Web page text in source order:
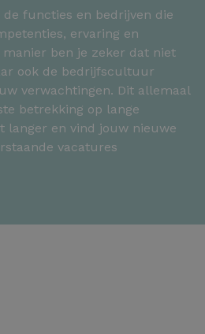
functies en bedrijven die
ervaring en
manier ben je zeker dat niet
ook de bedrijfscultuur
verwachtingen. Dit allemaal
betrekking op lange
langer en vind jouw nieuwe
vacatures